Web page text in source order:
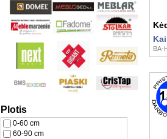
Plotis
0-60 cm
60-90 cm
BA-